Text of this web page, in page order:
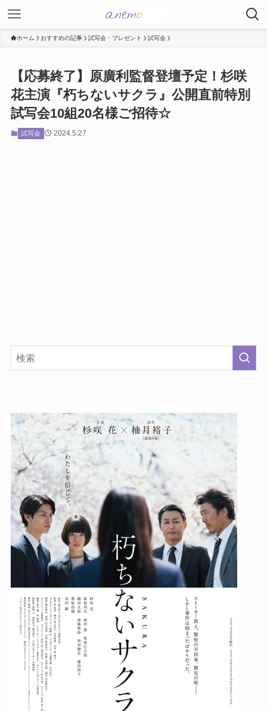
ホーム おすすめの記事 試写会・プレゼント 試写会
【応募終了】原廣利監督登壇予定！杉咲
花主演『朽ちないサクラ』公開直前特別
試写会10組20名様ご招待☆
試写会 2024.5.27